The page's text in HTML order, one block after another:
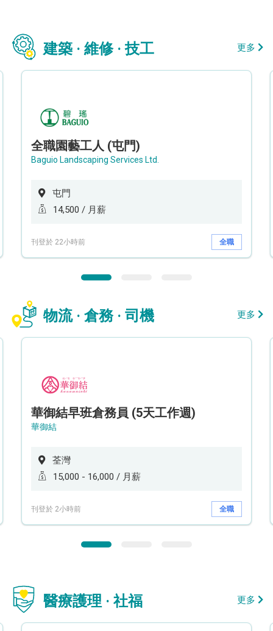
建築 · 維修 · 技工 更多
全職園藝工人 (屯門)
Baguio Landscaping Services Ltd.
屯門
14,500 / 月薪
刊登於 22小時前 全職
物流 · 倉務 · 司機 更多
華御結早班倉務員 (5天工作週)
華御結
荃灣
15,000 - 16,000 / 月薪
刊登於 2小時前 全職
醫療護理 · 社福 更多